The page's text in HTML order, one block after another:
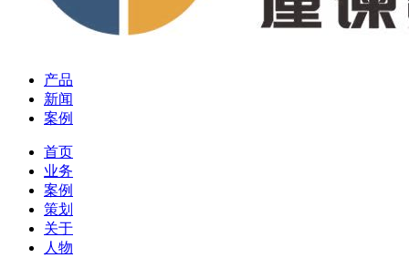
产品
新闻
案例
首页
业务
案例
策划
关于
人物